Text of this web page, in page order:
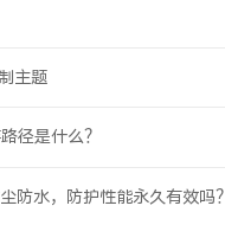
主题
径是什么？
防水，防护性能永久有效吗？